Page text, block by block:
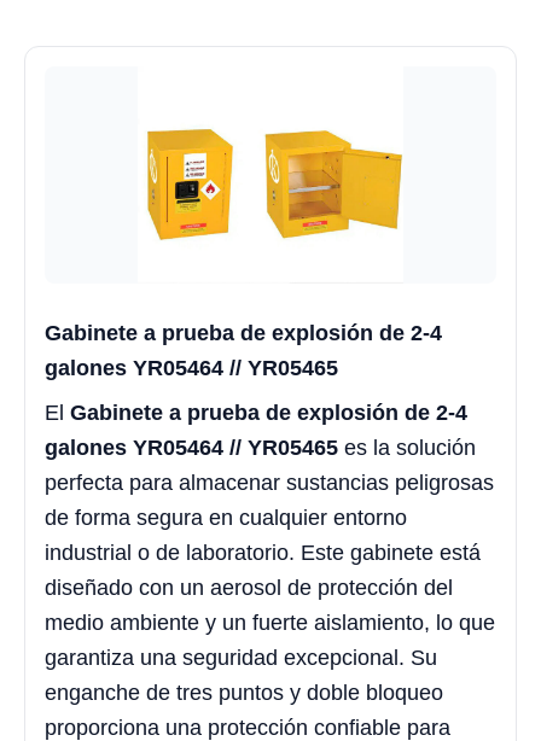
Gabinete a prueba de explosión de 2-4
galones YR05464 // YR05465
El Gabinete a prueba de explosión de 2-4
galones YR05464 // YR05465 es la solución
perfecta para almacenar sustancias peligrosas
de forma segura en cualquier entorno
industrial o de laboratorio. Este gabinete está
diseñado con un aerosol de protección del
medio ambiente y un fuerte aislamiento, lo que
garantiza una seguridad excepcional. Su
enganche de tres puntos y doble bloqueo
proporciona una protección confiable para